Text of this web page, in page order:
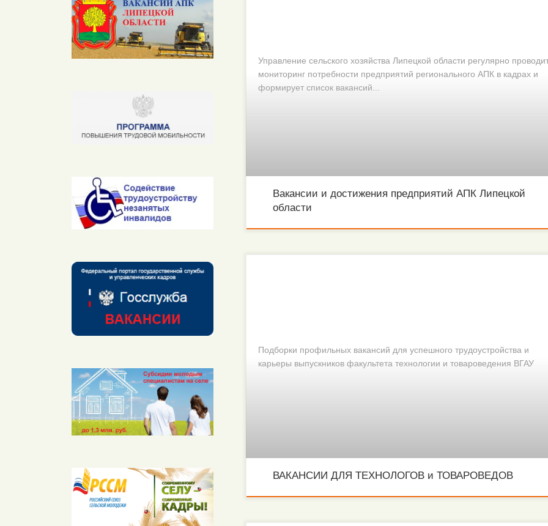
Управление сельского хозяйства Липецкой области регулярно
мониторинг потребности предприятий регионального АПК в кадрах и
формирует список вакансий...
Вакансии и достижения предприятий АПК Липецкой
области
Подборки профильных вакансий для успешного трудоустройства и
карьеры выпускников факультета технологии и товароведения ВГАУ
ВАКАНСИИ ДЛЯ ТЕХНОЛОГОВ и ТОВАРОВЕДОВ